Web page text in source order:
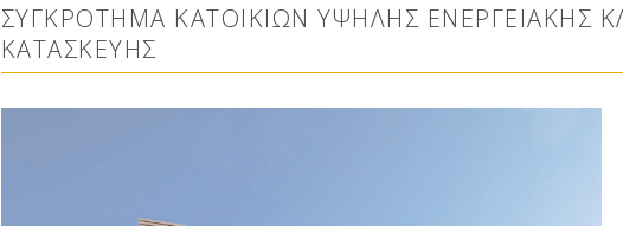
ΣΥΓΚΡΌΤΗΜΑ ΚΑΤΟΙΚΙΏΝ ΥΨΗΛΉΣ ΕΝΕΡΓΕΙΑΚΉΣ
ΚΑΤΑΣΚΕΥΉΣ